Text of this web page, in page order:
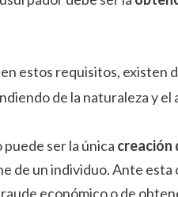
estos requisitos, existen
de la naturaleza y
puede ser la única creación
de un individuo. Ante
económico o de